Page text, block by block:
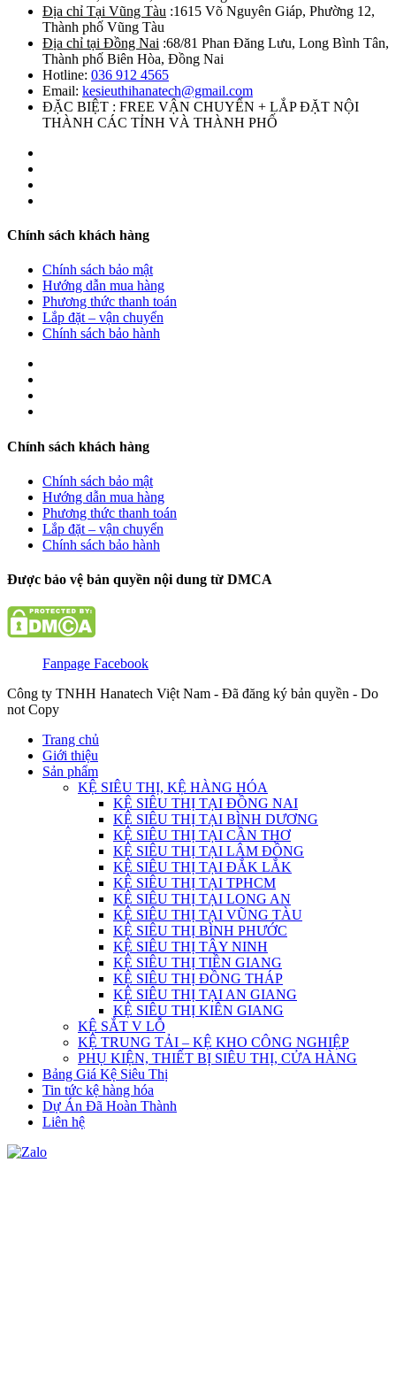
Địa chỉ Tại Vũng Tàu :1615 Võ Nguyên Giáp, Phường 12,
Thành phố Vũng Tàu
Địa chỉ tại Đồng Nai :68/81 Phan Đăng Lưu, Long Bình Tân,
Thành phố Biên Hòa, Đồng Nai
Hotline: 036 912 4565
Email: kesieuthihanatech@gmail.com
ĐẶC BIỆT : FREE VẬN CHUYỂN + LẮP ĐẶT NỘI
THÀNH CÁC TỈNH VÀ THÀNH PHỐ
Chính sách khách hàng
Chính sách bảo mật
Hướng dẫn mua hàng
Phương thức thanh toán
Lắp đặt – vận chuyển
Chính sách bảo hành
Chính sách khách hàng
Chính sách bảo mật
Hướng dẫn mua hàng
Phương thức thanh toán
Lắp đặt – vận chuyển
Chính sách bảo hành
Được bảo vệ bản quyền nội dung từ DMCA
Fanpage Facebook
Công ty TNHH Hanatech Việt Nam - Đã đăng ký bản quyền - Do
not Copy
Trang chủ
Giới thiệu
Sản phẩm
KỆ SIÊU THỊ, KỆ HÀNG HÓA
KỆ SIÊU THỊ TẠI ĐỒNG NAI
KỆ SIÊU THỊ TẠI BÌNH DƯƠNG
KỆ SIÊU THỊ TẠI CẦN THƠ
KỆ SIÊU THỊ TẠI LÂM ĐỒNG
KỆ SIÊU THỊ TẠI ĐẮK LẮK
KỆ SIÊU THỊ TẠI TPHCM
KỆ SIÊU THỊ TẠI LONG AN
KỆ SIÊU THỊ TẠI VŨNG TÀU
KỆ SIÊU THỊ BÌNH PHƯỚC
KỆ SIÊU THỊ TÂY NINH
KỆ SIÊU THỊ TIỀN GIANG
KỆ SIÊU THỊ ĐỒNG THÁP
KỆ SIÊU THỊ TẠI AN GIANG
KỆ SIÊU THỊ KIÊN GIANG
KỆ SẮT V LỖ
KỆ TRUNG TẢI – KỆ KHO CÔNG NGHIỆP
PHỤ KIỆN, THIẾT BỊ SIÊU THỊ, CỬA HÀNG
Bảng Giá Kệ Siêu Thị
Tin tức kệ hàng hóa
Dự Án Đã Hoàn Thành
Liên hệ